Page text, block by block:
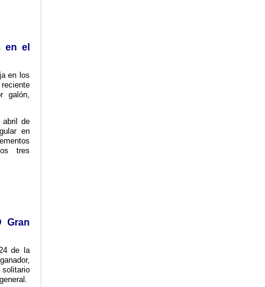
en el
en los
galón,
abril de
en
tres
Gran
de la